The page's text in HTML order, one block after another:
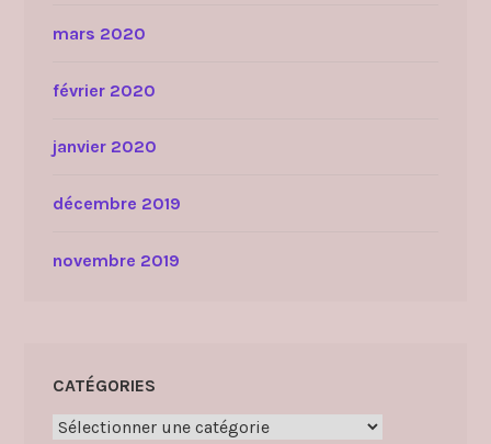
mars 2020
février 2020
janvier 2020
décembre 2019
novembre 2019
CATÉGORIES
Catégories